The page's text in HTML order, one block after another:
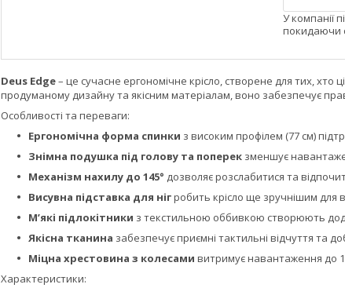
У компанії
покидаючи
Deus Edge– це сучасне ергономічне крісло, створене для тих, хто
продуманому дизайну та якісним матеріалам, воно забезпечує
Особливості та переваги:
Ергономічна форма спинки з високим профілем (77 см)
Знімна подушка під голову та поперек зменшує
Механізм нахилу до 145° дозволяє розслабитися та
Висувна підставка для нігробить крісло ще зручнішим для
М’які підлокітники з текстильною оббивкою створюють
Якісна тканина забезпечує приємні тактильні відчуття та
Міцна хрестовина з колесами витримує навантаження до
Характеристики: